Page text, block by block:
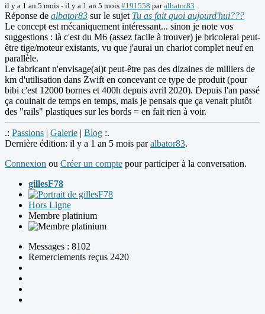
il y a 1 an 5 mois - il y a 1 an 5 mois #191558 paralbator83
Réponse de albator83 sur le sujet Tu as fait quoi aujourd'hui???
Le concept est mécaniquement intéressant... sinon je note vos
suggestions : là c'est du M6 (assez facile à trouver) je bricolerai peut-
être tige/moteur existants, vu que j'aurai un chariot complet neuf en
parallèle.
Le fabricant n'envisage(ai)t peut-être pas des dizaines de milliers de
km d'utilisation dans Zwift en concevant ce type de produit (pour
bibi c'est 12000 bornes et 400h depuis avril 2020). Depuis l'an passé
ça couinait de temps en temps, mais je pensais que ça venait plutôt
des "rails" plastiques sur les bords = en fait rien à voir.
.: Passions | Galerie | Blog :.
Dernière édition: il y a 1 an 5 mois paralbator83.
Connexion ou Créer un compte pour participer à la conversation.
gillesF78
Hors Ligne
Membre platinium
Messages : 8102
Remerciements reçus 2420